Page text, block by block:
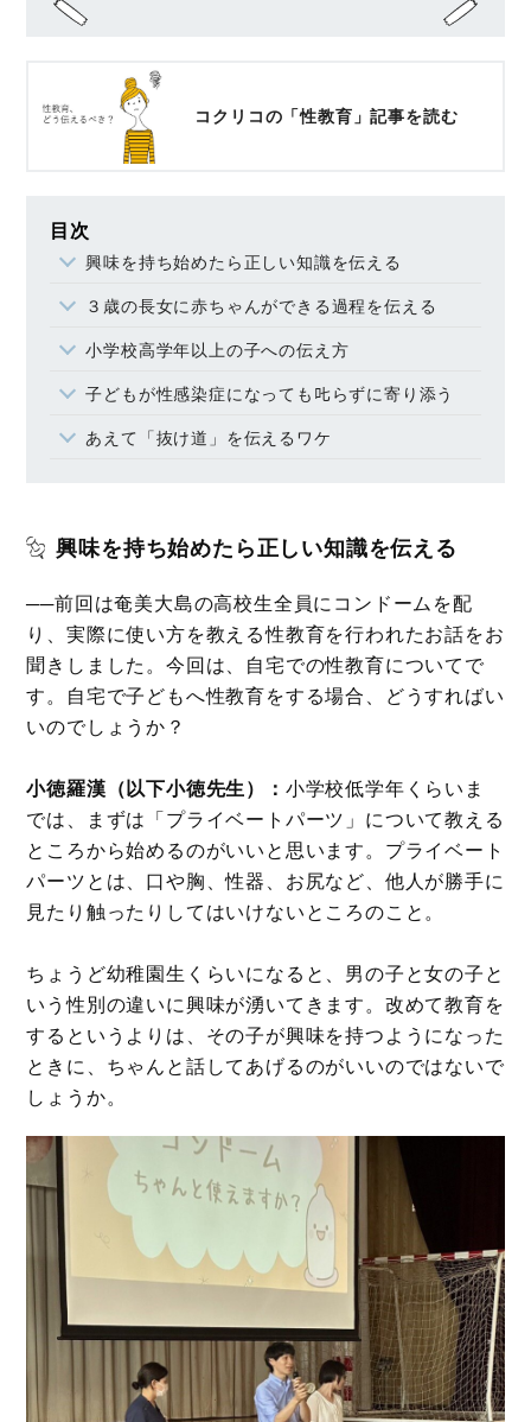
コクリコの「性教育」記事を読む
目次
興味を持ち始めたら正しい知識を伝える
３歳の長女に赤ちゃんができる過程を伝える
小学校高学年以上の子への伝え方
子どもが性感染症になっても𠮟らずに寄り添う
あえて「抜け道」を伝えるワケ
興味を持ち始めたら正しい知識を伝える
──前回は奄美大島の高校生全員にコンドームを配
り、実際に使い方を教える性教育を行われたお話をお
聞きしました。今回は、自宅での性教育についてで
す。自宅で子どもへ性教育をする場合、どうすればい
いのでしょうか？
小徳羅漢（以下小徳先生）： 小学校低学年くらいま
では、まずは「プライベートパーツ」について教える
ところから始めるのがいいと思います。プライベート
パーツとは、口や胸、性器、お尻など、他人が勝手に
見たり触ったりしてはいけないところのこと。
ちょうど幼稚園生くらいになると、男の子と女の子と
いう性別の違いに興味が湧いてきます。改めて教育を
するというよりは、その子が興味を持つようになった
ときに、ちゃんと話してあげるのがいいのではないで
しょうか。